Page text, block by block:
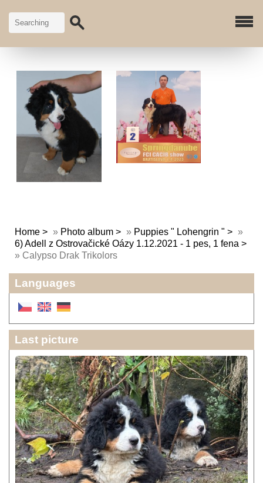
Home » Photo album » Puppies " Lohengrin "
»
6) Adell z Ostrovačické Oázy 1.12.2021 - 1 pes, 1 fena
» Calypso Drak Trikolors
Languages
Last picture